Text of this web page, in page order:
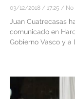
03/12/2018 17:25
Juan Cuatrecasas
comunicado en
Gobierno Vasco y a